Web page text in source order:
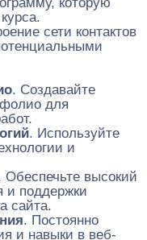
которую
сети контактов
. Создавайте
для
. Используйте
и
Обеспечьте высокий
и поддержки
сайта.
. Постоянно
и навыки в веб-